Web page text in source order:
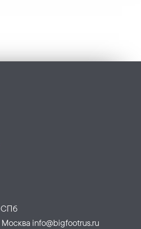
СПб
Москва info@bigfootrus.ru